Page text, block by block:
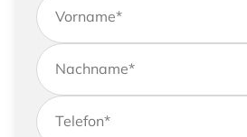
Vorname*
Nachname*
Telefon*